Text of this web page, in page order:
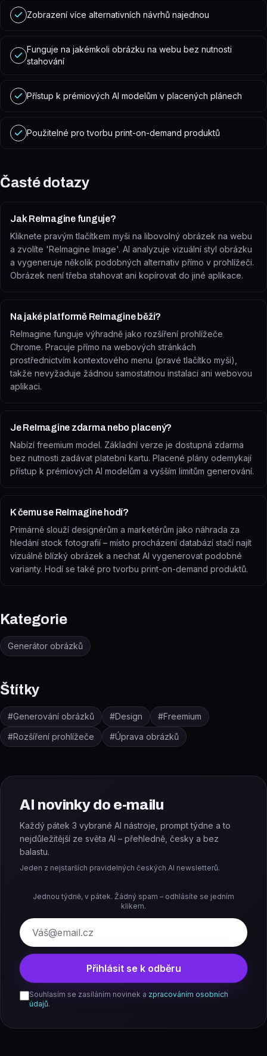
Zobrazení více alternativních návrhů najednou
Funguje na jakémkoli obrázku na webu bez nutnosti
stahování
Přístup k prémiových AI modelům v placených plánech
Použitelné pro tvorbu print-on-demand produktů
Časté dotazy
Jak ReImagine funguje?
Kliknete pravým tlačítkem myši na libovolný obrázek na webu
a zvolíte 'ReImagine Image'. AI analyzuje vizuální styl obrázku
a vygeneruje několik podobných alternativ přímo v prohlížeči.
Obrázek není třeba stahovat ani kopírovat do jiné aplikace.
Na jaké platformě ReImagine běží?
ReImagine funguje výhradně jako rozšíření prohlížeče
Chrome. Pracuje přímo na webových stránkách
prostřednictvím kontextového menu (pravé tlačítko myši),
takže nevyžaduje žádnou samostatnou instalaci ani webovou
aplikaci.
Je ReImagine zdarma nebo placený?
Nabízí freemium model. Základní verze je dostupná zdarma
bez nutnosti zadávat platební kartu. Placené plány odemykají
přístup k prémiových AI modelům a vyšším limitům generování.
K čemu se ReImagine hodí?
Primárně slouží designérům a marketérům jako náhrada za
hledání stock fotografií – místo procházení databází stačí najít
vizuálně blízký obrázek a nechat AI vygenerovat podobné
varianty. Hodí se také pro tvorbu print-on-demand produktů.
Kategorie
Generátor obrázků
Štítky
#Generování obrázků #Design #Freemium
#Rozšíření prohlížeče #Úprava obrázků
AI novinky do e-mailu
Každý pátek 3 vybrané AI nástroje, prompt týdne a to
nejdůležitější ze světa AI – přehledně, česky a bez
balastu.
Jeden z nejstarších pravidelných českých AI newsletterů.
Jednou týdně, v pátek. Žádný spam – odhlásíte se jedním
klikem.
E-mail
Přihlásit se k odběru
Souhlasím se zasíláním novinek a zpracováním osobních
údajů.